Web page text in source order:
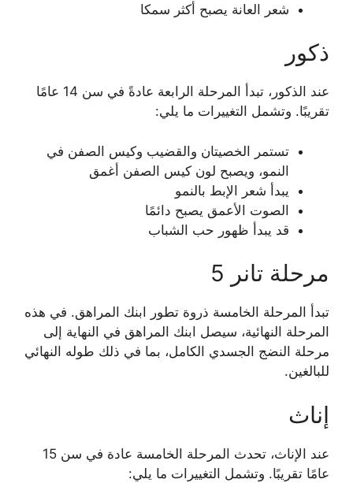
شعر العانة يصبح أكثر سمكا
ذكور
عند الذكور، تبدأ المرحلة الرابعة عادةً في سن 14 عامًا
تقريبًا. وتشمل التغييرات ما يلي:
تستمر الخصيتان والقضيب وكيس الصفن في
النمو، ويصبح لون كيس الصفن أغمق
يبدأ شعر الإبط بالنمو
الصوت الأعمق يصبح دائمًا
قد يبدأ ظهور حب الشباب
مرحلة تانر 5
تبدأ المرحلة الخامسة ذروة تطور ابنك المراهق. في هذه
المرحلة النهائية، سيصل ابنك المراهق في النهاية إلى
مرحلة النضج الجسدي الكامل، بما في ذلك طوله النهائي
للبالغين.
إناث
عند الإناث، تحدث المرحلة الخامسة عادة في سن 15
عامًا تقريبًا. وتشمل التغييرات ما يلي: